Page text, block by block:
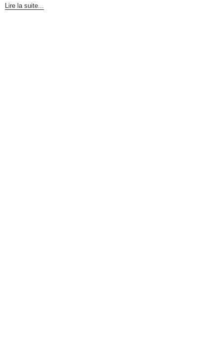
Lire la suite...